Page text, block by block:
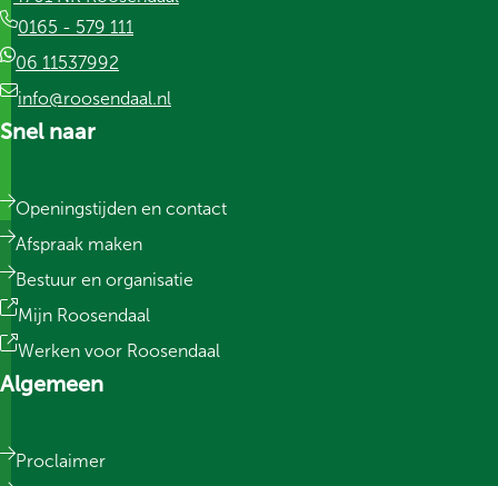
0165 - 579 111
06 11537992
info@roosendaal.nl
Snel naar
Openingstijden en contact
Afspraak maken
Bestuur en organisatie
Mijn Roosendaal
Werken voor Roosendaal
Algemeen
Proclaimer